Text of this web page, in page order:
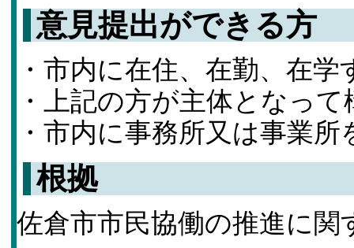
意見提出ができる方
・市内に在住、在勤、在学
・上記の方が主体となっ
・市内に事務所又は事業
根拠
佐倉市市民協働の推進に関